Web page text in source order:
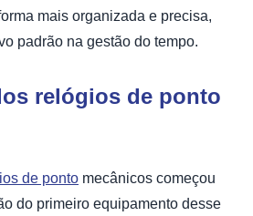
mais organizada e precisa,
padrão na gestão do tempo.
relógios de ponto
de ponto mecânicos começou
do primeiro equipamento desse